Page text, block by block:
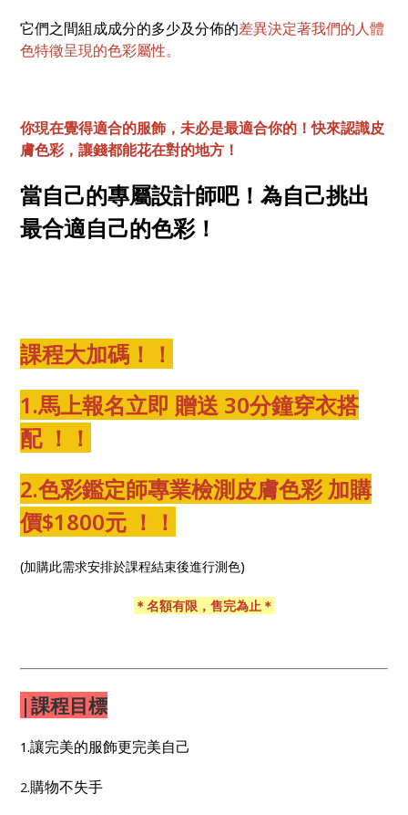
它們之間組成成分的多少及分佈的差異決定著我們的人體
色特徵呈現的色彩屬性。
你現在覺得適合的服飾，未必是最適合你的！快來認識皮
膚色彩，讓錢都能花在對的地方！
當自己的專屬設計師吧！為自己挑出
最合適自己的色彩！
課程大加碼！！
1.馬上報名立即 贈送 30分鐘穿衣搭
配 ！！
2.色彩鑑定師專業檢測皮膚色彩 加購
價$1800元 ！！
(加購此需求安排於課程結束後進行測色)
＊名額有限，售完為止＊
|課程目標
1.讓完美的服飾更完美自己
2.購物不失手